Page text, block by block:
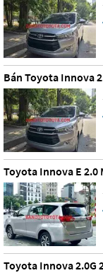
Bán Toyota Innova
Toyota Innova E 2.0
Toyota Innova 2.0G